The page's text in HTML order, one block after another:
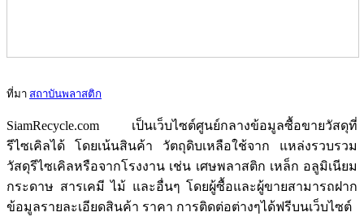
ที่มา สถาบันพลาสติก
SiamRecycle.com เป็นเว็บไซต์ศูนย์กลางข้อมูลซื้อขายวัสดุที่
รีไซเคิลได้ โดยเน้นสินค้า วัตถุดิบเหลือใช้จาก แหล่งรวบรวม
วัสดุรีไซเคิลหรือจากโรงงาน เช่น เศษพลาสติก เหล็ก อลูมิเนียม
กระดาษ สารเคมี ไม้ และอื่นๆ โดยผู้ซื้อและผู้ขายสามารถฝาก
ข้อมูลรายละเอียดสินค้า ราคา การติดต่อต่างๆได้ฟรีบนเว็บไซต์